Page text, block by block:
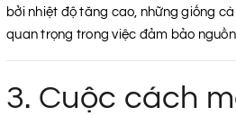
bởi nhiệt độ tăng cao, những giống
quan trọng trong việc đảm bảo
3. Cuộc cách